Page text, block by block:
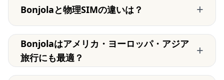
Bonjolaと物理SIMの違いは？ +
Bonjolaはアメリカ・ヨーロッパ・アジア
旅行にも最適？
+